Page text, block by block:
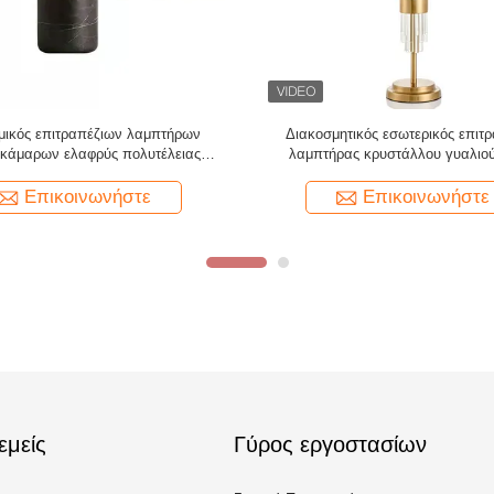
των ομαλών παιδιών επιφάνειας
τη διακοσμητική υψηλή συμβατότητα
Επικοινωνήστε
Των ανθεκτικών παιδιών
ήσυχο σχέδιο Spraytested
Επικοινωνήστε
Γύρος εργοστασίων